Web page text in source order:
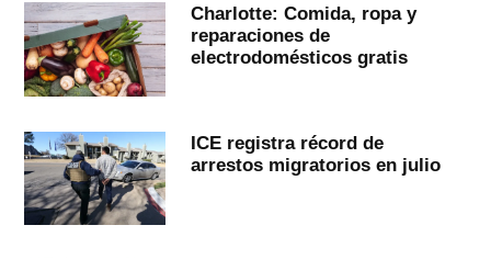
Charlotte: Comida, ropa y
reparaciones de
electrodomésticos gratis
ICE registra récord de
arrestos migratorios en julio